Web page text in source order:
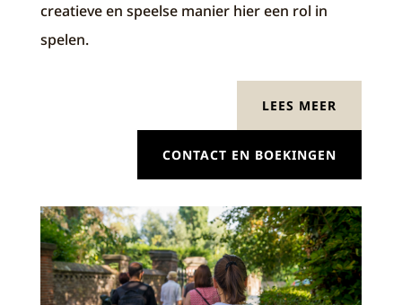
creatieve en speelse manier hier een rol in
spelen.
LEES MEER
CONTACT EN BOEKINGEN